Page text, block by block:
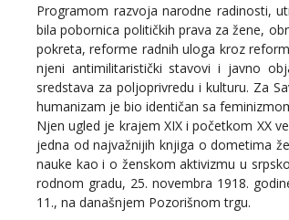
Programom razvoja narodne radinosti,
bila pobornica političkih prava za žene,
pokreta, reforme radnih uloga kroz
njeni antimilitaristički stavovi i javno
sredstava za poljoprivredu i kulturu. Za
humanizam je bio identičan sa
Njen ugled je krajem XIX i početkom XX
jedna od najvažnijih knjiga o dometima
nauke kao i o ženskom aktivizmu u
rodnom gradu, 25. novembra 1918.
11., na današnjem Pozorišnom trgu.